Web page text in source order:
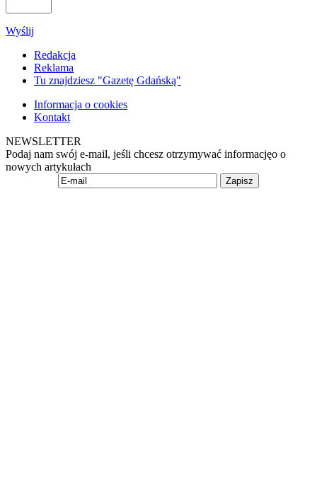
Wyślij
Redakcja
Reklama
Tu znajdziesz "Gazetę Gdańską"
Informacja o cookies
Kontakt
NEWSLETTER
Podaj nam swój e-mail, jeśli chcesz otrzymywać informacjęo o
nowych artykułach
Zapisz